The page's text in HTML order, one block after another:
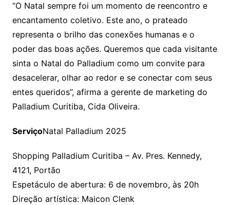
“O Natal sempre foi um momento de reencontro e
encantamento coletivo. Este ano, o prateado
representa o brilho das conexões humanas e o
poder das boas ações. Queremos que cada visitante
sinta o Natal do Palladium como um convite para
desacelerar, olhar ao redor e se conectar com seus
entes queridos”, afirma a gerente de marketing do
Palladium Curitiba, Cida Oliveira.
ServiçoNatal Palladium 2025
Shopping Palladium Curitiba – Av. Pres. Kennedy,
4121, Portão
Espetáculo de abertura: 6 de novembro, às 20h
Direção artística: Maicon Clenk